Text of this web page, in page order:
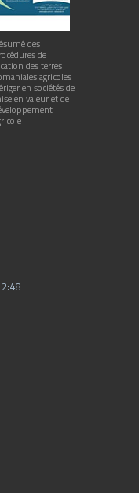
des
de
des terres
agricoles
en sociétés de
en valeur et de